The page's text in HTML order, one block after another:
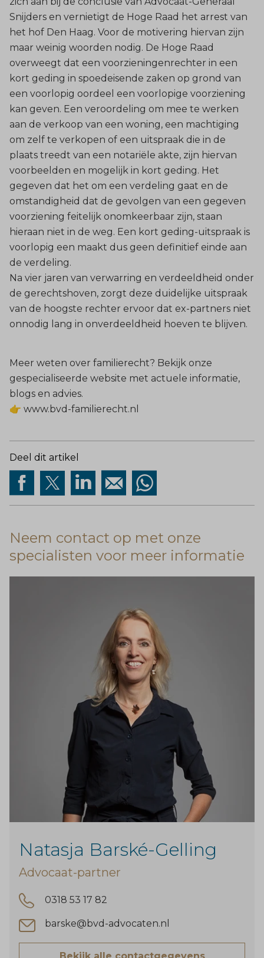
Snijders en vernietigt de Hoge Raad het arrest van
het hof Den Haag. Voor de motivering hiervan zijn
maar weinig woorden nodig. De Hoge Raad
overweegt dat een voorzieningenrechter in een
kort geding in spoedeisende zaken op grond van
een voorlopig oordeel een voorlopige voorziening
kan geven. Een veroordeling om mee te werken
aan de verkoop van een woning, een machtiging
om zelf te verkopen of een uitspraak die in de
plaats treedt van een notariële akte, zijn hiervan
voorbeelden en mogelijk in kort geding. Het
gegeven dat het om een verdeling gaat en de
omstandigheid dat de gevolgen van een gegeven
voorziening feitelijk onomkeerbaar zijn, staan
hieraan niet in de weg. Een kort geding-uitspraak is
voorlopig een maakt dus geen definitief einde aan
de verdeling.
Na vier jaren van verwarring en verdeeldheid onder
de gerechtshoven, zorgt deze duidelijke uitspraak
van de hoogste rechter ervoor dat ex-partners niet
onnodig lang in onverdeeldheid hoeven te blijven.
Meer weten over familierecht? Bekijk onze
gespecialiseerde website met actuele informatie,
blogs en advies.
👉 www.bvd-familierecht.nl
Deel dit artikel
Neem contact op met onze
specialisten voor meer informatie
Natasja Barské-Gelling
Advocaat-partner
0318 53 17 82
barske@bvd-advocaten.nl
Bekijk alle contactgegevens